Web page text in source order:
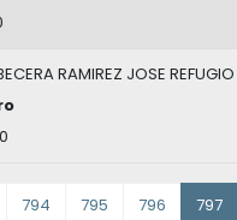
RAMIREZ JOSE REFUGIO
794 795 796 797